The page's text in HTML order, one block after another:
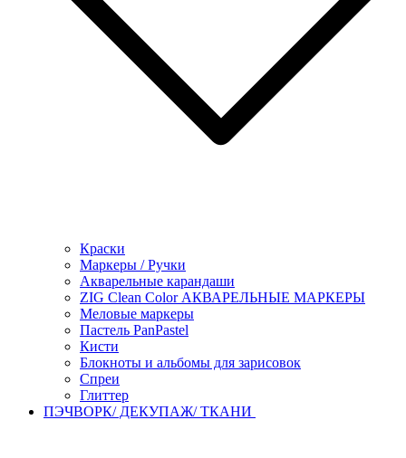
Краски
Маркеры / Ручки
Акварельные карандаши
ZIG Clean Color АКВАРЕЛЬНЫЕ МАРКЕРЫ
Меловые маркеры
Пастель PanPastel
Кисти
Блокноты и альбомы для зарисовок
Спреи
Глиттер
ПЭЧВОРК/ ДЕКУПАЖ/ ТКАНИ